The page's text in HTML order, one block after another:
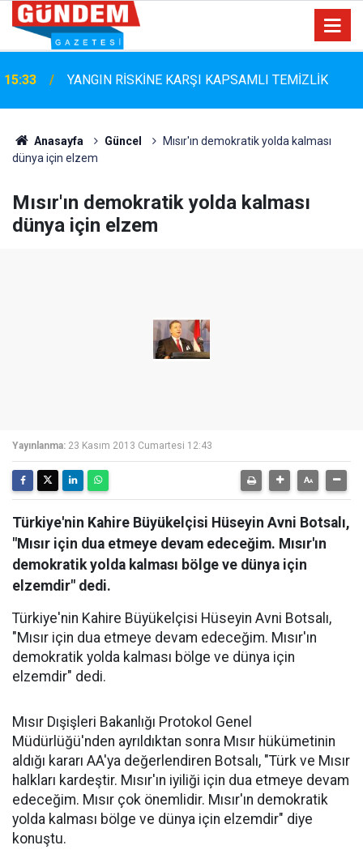
15:06
Marmaris Belediyespor'da Altyapıya Güçlü Takviye:
Mustafa Çolakoğlu ile Sözleşme İmzalandı
Anasayfa Güncel
Mısır'ın demokratik yolda kalması
dünya için elzem
Mısır'ın demokratik yolda kalması
dünya için elzem
Yayınlanma: 23 Kasım 2013 Cumartesi 12:43
Türkiye'nin Kahire Büyükelçisi Hüseyin Avni Botsalı,
"Mısır için dua etmeye devam edeceğim. Mısır'ın
demokratik yolda kalması bölge ve dünya için
elzemdir" dedi.
Türkiye'nin Kahire Büyükelçisi Hüseyin Avni Botsalı,
"Mısır için dua etmeye devam edeceğim. Mısır'ın
demokratik yolda kalması bölge ve dünya için
elzemdir" dedi.
Mısır Dışişleri Bakanlığı Protokol Genel
Müdürlüğü'nden ayrıldıktan sonra Mısır hükümetinin
aldığı kararı AA'ya değerlendiren Botsalı, "Türk ve Mısır
halkları kardeştir. Mısır'ın iyiliği için dua etmeye devam
edeceğim. Mısır çok önemlidir. Mısır'ın demokratik
yolda kalması bölge ve dünya için elzemdir" diye
konuştu.